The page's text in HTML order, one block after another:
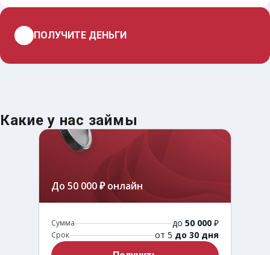
ПОЛУЧИТЕ ДЕНЬГИ
Какие у нас займы
До 50 000 ₽ онлайн
Сумма до 50 000 ₽
Срок от 5 до 30 дня